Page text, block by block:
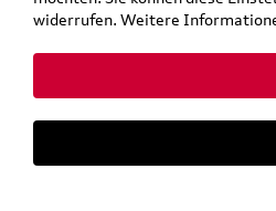
Service:Mo. - Fr. 06:00 - 20:00 Uhr
Fahrzeug
Parkhaus
widerrufen. Weitere